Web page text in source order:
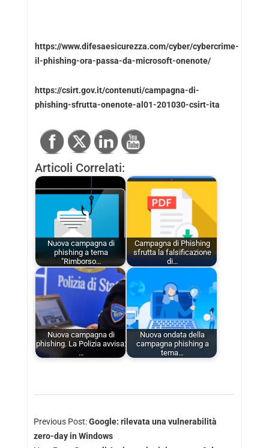
https://www.difesaesicurezza.com/cyber/cybercrime-
il-phishing-ora-passa-da-microsoft-onenote/
https://csirt.gov.it/contenuti/campagna-di-
phishing-sfrutta-onenote-al01-201030-csirt-ita
Articoli Correlati:
Nuova campagna di
phishing a tema
"Rimborso…
Campagna di Phishing
sfrutta la falsificazione
di…
Nuova campagna di
phishing. La Polizia avvisa:
…
Nuova ondata della
campagna phishing a
tema…
Previous Post:Google: rilevata una vulnerabilità
zero-day in Windows